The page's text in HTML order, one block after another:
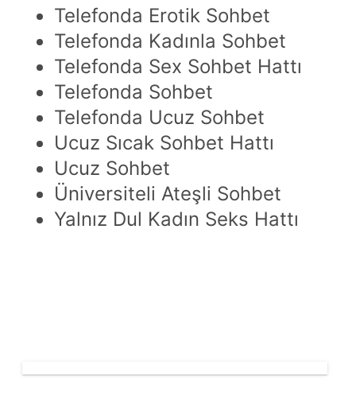
Telefonda Erotik Sohbet
Telefonda Kadınla Sohbet
Telefonda Sex Sohbet Hattı
Telefonda Sohbet
Telefonda Ucuz Sohbet
Ucuz Sıcak Sohbet Hattı
Ucuz Sohbet
Üniversiteli Ateşli Sohbet
Yalnız Dul Kadın Seks Hattı